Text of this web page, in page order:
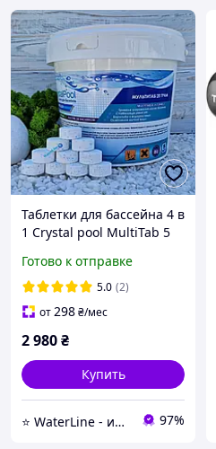
Таблетки для бассейна 4 в
1 Crystal pool MultiTab 5
длительного действия по
20 г
Готово к отправке
5.0 (2)
от298₴/мес
2 980₴
Купить
⭐ WaterLine - интернет-магазин по продаже химии и оборудования для бассейнов 97%